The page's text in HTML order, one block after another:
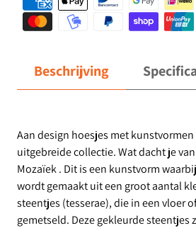
Beschrijving
Aan design hoesjes met
uitgebreide collectie. Wat dacht je
Mozaïek . Dit is een kunstvorm
wordt gemaakt uit een groot aantal
steentjes (tesserae), die in een vloer
gemetseld. Deze gekleurde steentjes